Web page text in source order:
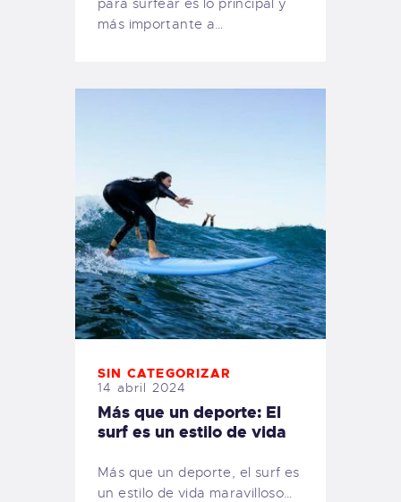
para surfear es lo principal y
más importante a…
SIN CATEGORIZAR
14 abril 2024
Más que un deporte: El
surf es un estilo de vida
Más que un deporte, el surf es
un estilo de vida maravilloso…